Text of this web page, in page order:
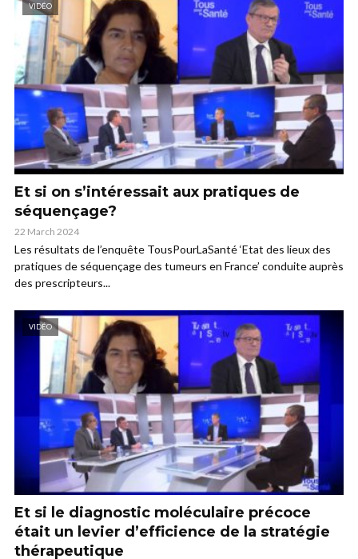
VIDÉO
Et si on s’intéressait aux pratiques de
séquençage?
22 March 2024
Les résultats de l’enquête TousPourLaSanté ‘Etat des lieux des
pratiques de séquençage des tumeurs en France’ conduite auprès
des prescripteurs...
VIDÉO
Et si le diagnostic moléculaire précoce
était un levier d’efficience de la stratégie
thérapeutique